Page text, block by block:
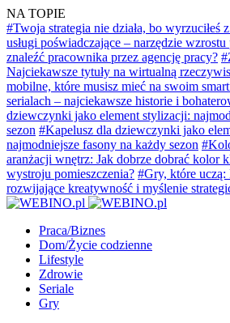
NA TOPIE
#Twoja strategia nie działa, bo wyrzuciłeś
usługi poświadczające – narzędzie
znaleźć pracownika przez agencję pracy?
Najciekawsze tytuły na wirtualną
mobilne, które musisz mieć na swoim
serialach – najciekawsze historie i
dziewczynki jako element stylizacji:
sezon #Kapelusz dla dziewczynki jako
najmodniejsze fasony na każdy sezon
aranżacji wnętrz: Jak dobrze dobrać kolor
wystroju pomieszczenia? #Gry, które uczą:
rozwijające kreatywność i myślenie
Praca/Biznes
Dom/Życie codzienne
Lifestyle
Zdrowie
Seriale
Gry